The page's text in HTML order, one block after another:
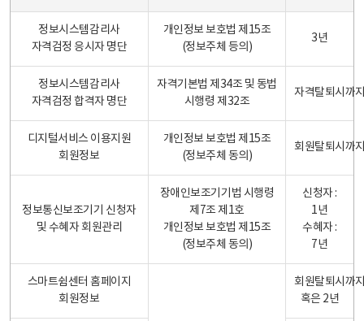
정보시스템감리사
자격검정 응시자 명단
개인정보 보호법 제15조
(정보주체 등의)
3년
정보시스템감리사
자격검정 합격자 명단
자격기본법 제34조 및 동법
시행령 제32조
자격탈퇴시까
디지털서비스 이용지원
회원정보
개인정보 보호법 제15조
(정보주체 동의)
회원탈퇴시까
정보통신보조기기 신청자
및 수혜자 회원관리
장애인보조기기법 시행령
제7조 제1호
개인정보 보호법 제15조
(정보주체 동의)
신청자 :
1년
수혜자 :
7년
스마트쉼센터 홈페이지
회원정보
회원탈퇴시까
혹은 2년